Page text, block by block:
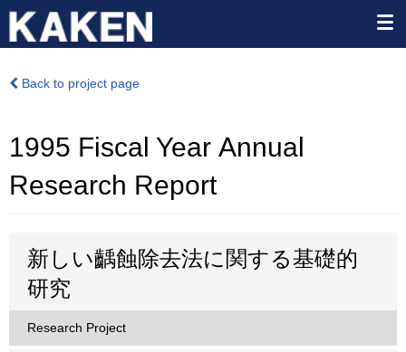
Back to project page
1995 Fiscal Year Annual
Research Report
新しい齲蝕除去法に関する基礎的
研究
Research Project